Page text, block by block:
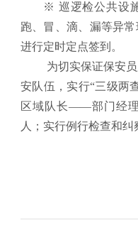
※ 巡逻检公共设
跑、冒、滴、漏等异
进行定时定点签到。
为切实保证保安
安队伍，实行“三级
区域队长——部门经
人；实行例行检查和纠